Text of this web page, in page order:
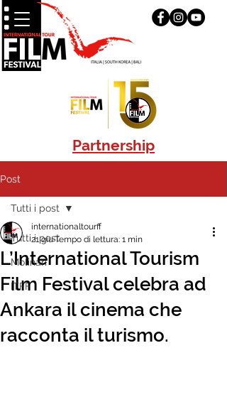
Partnership
Post
Tutti i post
Molinari
ITFF
Tutti i post
L’International Tourism
Film Festival celebra ad
Ankara il cinema che
racconta il turismo.
internationaltourff
21 giuTempo di lettura: 1 min